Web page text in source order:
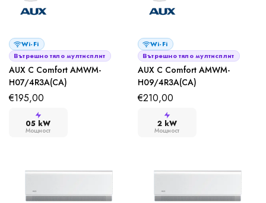
Wi-Fi
Вътрешно тяло мултисплит
AUX C Comfort AMWM-
H07/4R3A(CA)
€195,00
05 kW
Мощност
Wi-Fi
Вътрешно тяло мултисплит
AUX C Comfort AMWM-
H09/4R3A(CA)
€210,00
2 kW
Мощност